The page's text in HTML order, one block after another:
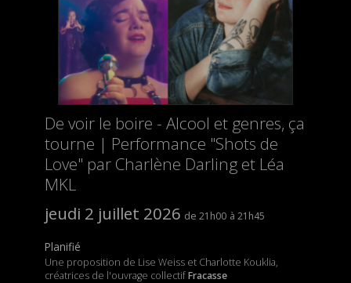
De voir le boire - Alcool et genres, ça
tourne | Performance "Shots de
Love" par Charlène Darling et Léa
MKL
jeudi 2 juillet 2026
21h00 21h45
Planifié
Une proposition de Lise Weiss et Charlotte Kouklia,
créatrices de l'ouvrage collectifFracasse